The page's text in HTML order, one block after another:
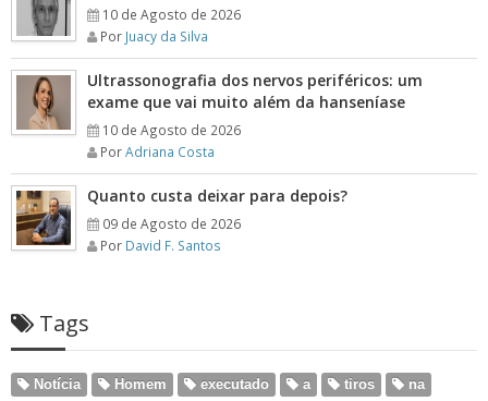
10 de Agosto de 2026
Por Juacy da Silva
Ultrassonografia dos nervos periféricos: um
exame que vai muito além da hanseníase
10 de Agosto de 2026
PorAdriana Costa
Quanto custa deixar para depois?
09 de Agosto de 2026
Por David F. Santos
Tags
Notícia Homem executado a tiros
na